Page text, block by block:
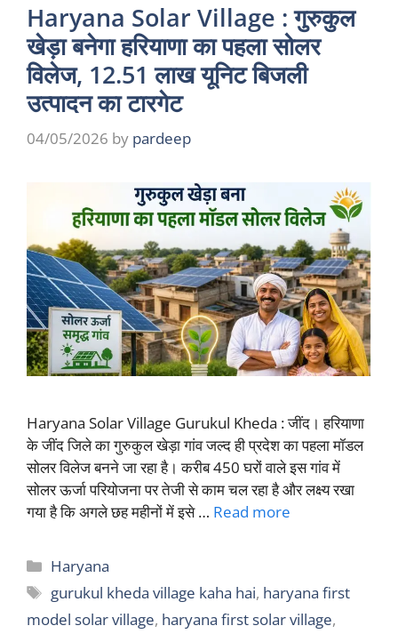
Haryana Solar Village : गुरुकुल
खेड़ा बनेगा हरियाणा का पहला सोलर
विलेज, 12.51 लाख यूनिट बिजली
उत्पादन का टारगेट
04/05/2026 by pardeep
Haryana Solar Village Gurukul Kheda : जींद। हरियाणा
के जींद जिले का गुरुकुल खेड़ा गांव जल्द ही प्रदेश का पहला मॉडल
सोलर विलेज बनने जा रहा है। करीब 450 घरों वाले इस गांव में
सोलर ऊर्जा परियोजना पर तेजी से काम चल रहा है और लक्ष्य रखा
गया है कि अगले छह महीनों में इसे … Read more
Categories
Haryana
Tags
gurukul kheda village kaha hai, haryana first
model solar village, haryana first solar village,